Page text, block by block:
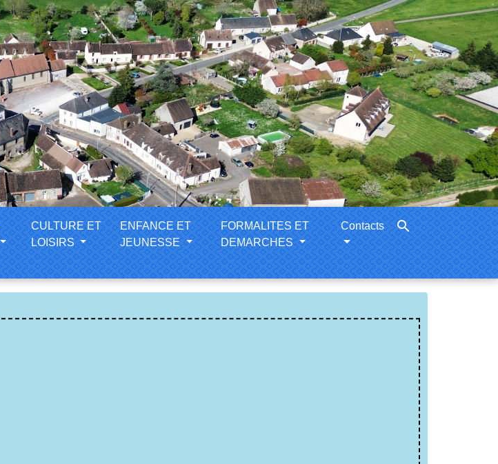
CULTURE ET
LOISIRS
ENFANCE ET
JEUNESSE
FORMALITES ET
DEMARCHES
Contacts search